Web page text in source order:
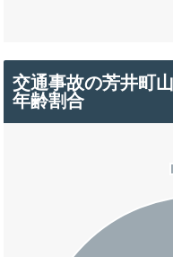
交通事故の芳井町
年齢割合